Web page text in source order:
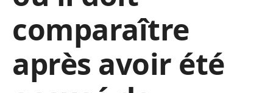
comparaître
après avoir été